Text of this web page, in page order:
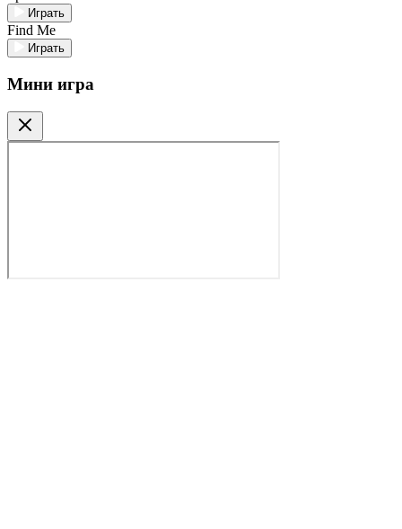
Играть
Find Me
Играть
Мини игра